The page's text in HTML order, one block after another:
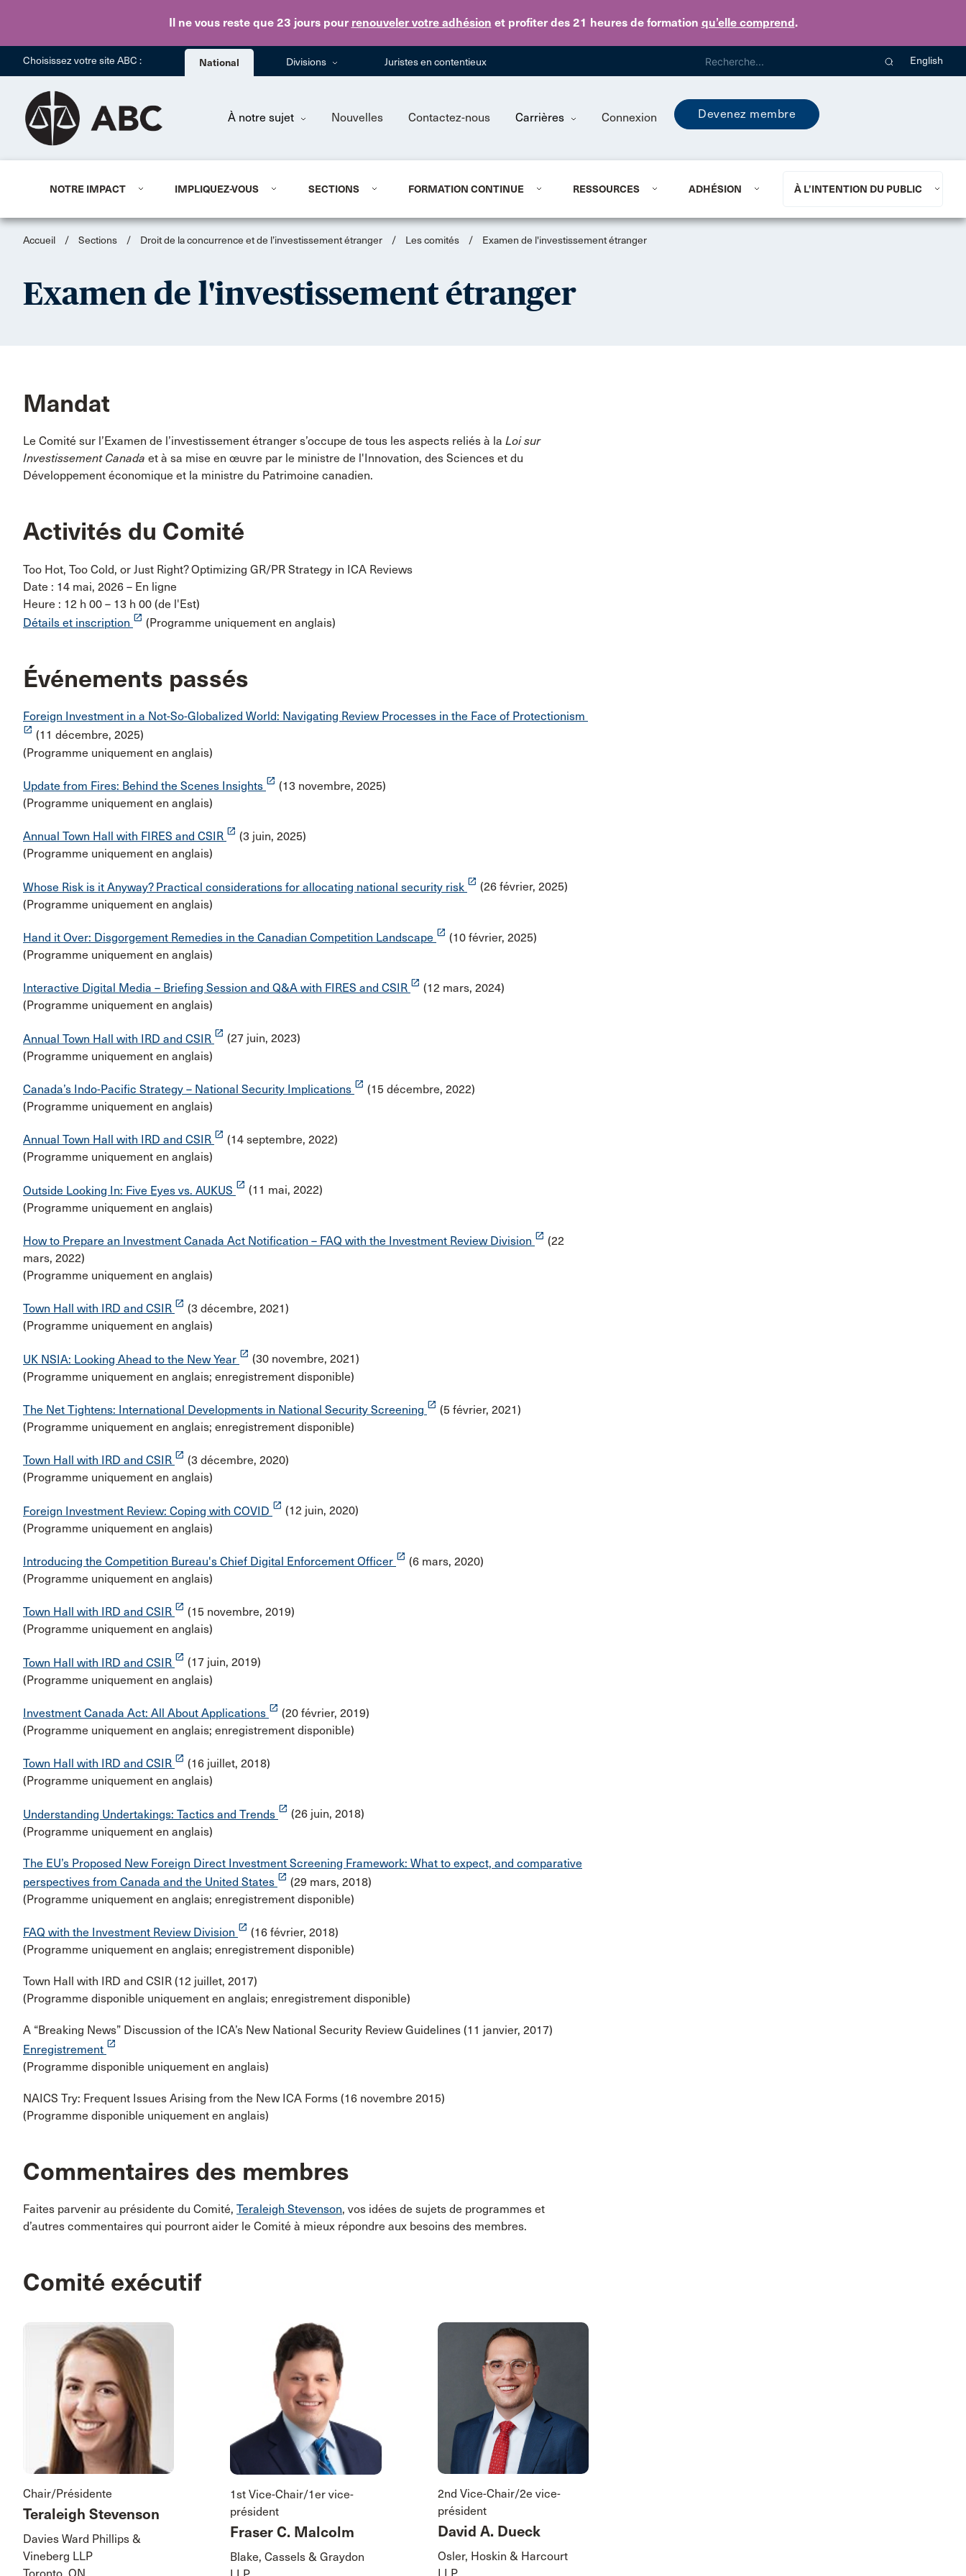
Il ne vous reste que 23 jourspour renouveler votre adhésion et profiter des 21 heures de formation qu’elle comprend.
Skip to main content
Choisissez votre site ABC : National Divisions Juristes en contentieux English
À notre sujet Nouvelles Contactez-nous Carrières Connexion Devenez membre
NOTRE IMPACT IMPLIQUEZ-VOUS SECTIONS FORMATION CONTINUE RESSOURCES ADHÉSION À L’INTENTION DU PUBLIC
Accueil / Sections / Droit de la concurrence et de l’investissement étranger / Les comités / Examen de l'investissement étranger
Examen de l'investissement étranger
Mandat
Le Comité sur l’Examen de l’investissement étranger s’occupe de tous les aspects reliés à la Loi sur
Investissement Canada et à sa mise en œuvre par le ministre de l'Innovation, des Sciences et du
Développement économique et la ministre du Patrimoine canadien.
Activités du Comité
Too Hot, Too Cold, or Just Right? Optimizing GR/PR Strategy in ICA Reviews
Date : 14 mai, 2026 – En ligne
Heure : 12 h 00 – 13 h 00 (de l'Est)
Détails et inscription launch (Programme uniquement en anglais)
Événements passés
Foreign Investment in a Not-So-Globalized World: Navigating Review Processes in the Face of Protectionism
launch (11 décembre, 2025)
(Programme uniquement en anglais)
Update from Fires: Behind the Scenes Insights launch (13 novembre, 2025)
(Programme uniquement en anglais)
Annual Town Hall with FIRES and CSIR launch (3 juin, 2025)
(Programme uniquement en anglais)
Whose Risk is it Anyway? Practical considerations for allocating national security risk launch (26 février, 2025)
(Programme uniquement en anglais)
Hand it Over: Disgorgement Remedies in the Canadian Competition Landscape launch (10 février, 2025)
(Programme uniquement en anglais)
Interactive Digital Media – Briefing Session and Q&A with FIRES and CSIR launch (12 mars, 2024)
(Programme uniquement en anglais)
Annual Town Hall with IRD and CSIR launch (27 juin, 2023)
(Programme uniquement en anglais)
Canada’s Indo-Pacific Strategy – National Security Implications launch (15 décembre, 2022)
(Programme uniquement en anglais)
Annual Town Hall with IRD and CSIR launch (14 septembre, 2022)
(Programme uniquement en anglais)
Outside Looking In: Five Eyes vs. AUKUS launch (11 mai, 2022)
(Programme uniquement en anglais)
How to Prepare an Investment Canada Act Notification – FAQ with the Investment Review Division launch (22
mars, 2022)
(Programme uniquement en anglais)
Town Hall with IRD and CSIR launch (3 décembre, 2021)
(Programme uniquement en anglais)
UK NSIA: Looking Ahead to the New Year launch (30 novembre, 2021)
(Programme uniquement en anglais; enregistrement disponible)
The Net Tightens: International Developments in National Security Screening launch (5 février, 2021)
(Programme uniquement en anglais; enregistrement disponible)
Town Hall with IRD and CSIR launch (3 décembre, 2020)
(Programme uniquement en anglais)
Foreign Investment Review: Coping with COVID launch (12 juin, 2020)
(Programme uniquement en anglais)
Introducing the Competition Bureau's Chief Digital Enforcement Officer launch (6 mars, 2020)
(Programme uniquement en anglais)
Town Hall with IRD and CSIR launch (15 novembre, 2019)
(Programme uniquement en anglais)
Town Hall with IRD and CSIR launch (17 juin, 2019)
(Programme uniquement en anglais)
Investment Canada Act: All About Applications launch (20 février, 2019)
(Programme uniquement en anglais; enregistrement disponible)
Town Hall with IRD and CSIR launch (16 juillet, 2018)
(Programme uniquement en anglais)
Understanding Undertakings: Tactics and Trends launch (26 juin, 2018)
(Programme uniquement en anglais)
The EU’s Proposed New Foreign Direct Investment Screening Framework: What to expect, and comparative
perspectives from Canada and the United States launch (29 mars, 2018)
(Programme uniquement en anglais; enregistrement disponible)
FAQ with the Investment Review Division launch (16 février, 2018)
(Programme uniquement en anglais; enregistrement disponible)
Town Hall with IRD and CSIR (12 juillet, 2017)
(Programme disponible uniquement en anglais; enregistrement disponible)
A “Breaking News” Discussion of the ICA’s New National Security Review Guidelines (11 janvier, 2017)
Enregistrement launch
(Programme disponible uniquement en anglais)
NAICS Try: Frequent Issues Arising from the New ICA Forms (16 novembre 2015)
(Programme disponible uniquement en anglais)
Commentaires des membres
Faites parvenir au présidente du Comité, Teraleigh Stevenson, vos idées de sujets de programmes et
d’autres commentaires qui pourront aider le Comité à mieux répondre aux besoins des membres.
Comité exécutif
Chair/Présidente
Teraleigh Stevenson
Davies Ward Phillips &
Vineberg LLP
1st Vice-Chair/1er vice-
président
Fraser C. Malcolm
Blake, Cassels & Graydon
2nd Vice-Chair/2e vice-
président
David A. Dueck
Osler, Hoskin & Harcourt